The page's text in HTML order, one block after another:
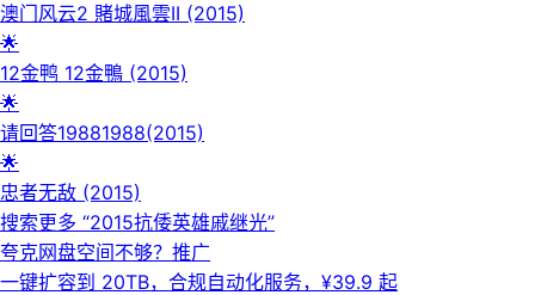
在权力与流言的裹挟下，追寻真相、洗刷冤屈。影片以冷峻纪实
风格，还原悬案，折射时代荒诞与人性挣扎。💾夸克网盘📁 大
小：N🏷️标签：#quark #搜查瑠公圳 #真实案件改编 #悬疑犯罪
#台湾电影⬇️【评论区可搜索】 | 🔍网盘专搜
澳门风云2 賭城風雲II (2015)
🌟
12金鸭 12金鴨 (2015)
🌟
请回答19881988(2015)
🌟
忠者无敌 (2015)
搜索更多 “2015抗倭英雄戚继光”
夸克网盘空间不够？ 推广
一键扩容到 20TB，合规自动化服务，¥39.9 起